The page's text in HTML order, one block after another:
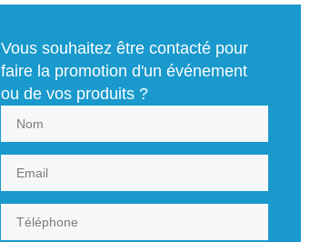
Vous souhaitez être contacté pour
faire la promotion d'un événement
ou de vos produits ?